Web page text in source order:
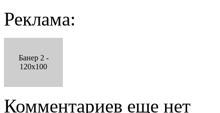
Реклама:
Банер 2 -
120x100
Комментариев еще нет